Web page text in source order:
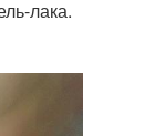
лака.